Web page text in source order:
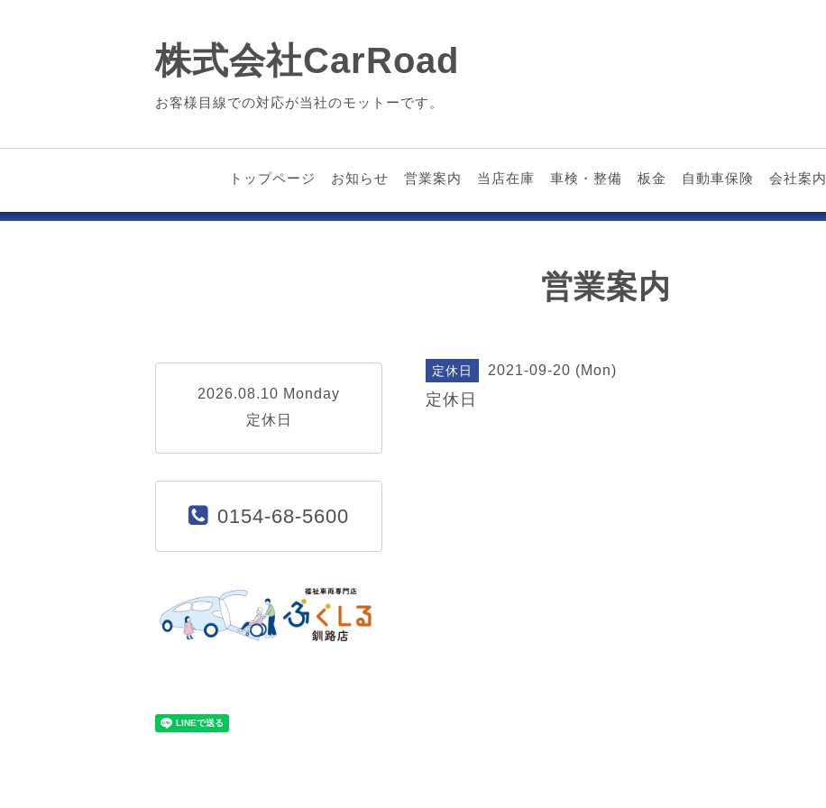
株式会社CarRoad
お客様目線での対応が当社のモットーです。
トップページ お知らせ 営業案内 当店在庫 車検・整備 板金 自動車保険 会社案内
営業案内
定休日 2021-09-20 (Mon)
定休日
2026.08.10 Monday
定休日
0154-68-5600